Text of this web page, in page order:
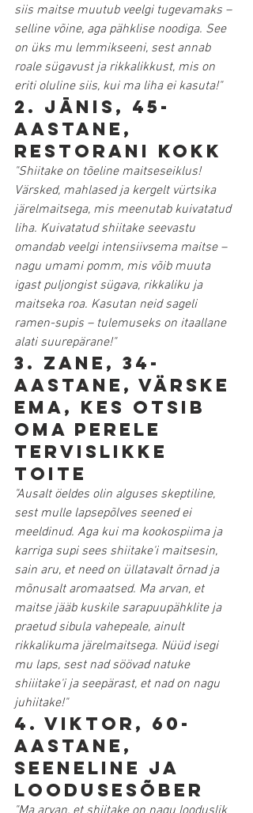
siis maitse muutub veelgi tugevamaks –
selline võine, aga pähklise noodiga. See
on üks mu lemmikseeni, sest annab
roale sügavust ja rikkalikkust, mis on
eriti oluline siis, kui ma liha ei kasuta!"
2. Jānis, 45-
aastane,
restorani kokk
"Shiitake on tõeline maitseseiklus!
Värsked, mahlased ja kergelt vürtsika
järelmaitsega, mis meenutab kuivatatud
liha. Kuivatatud shiitake seevastu
omandab veelgi intensiivsema maitse –
nagu umami pomm, mis võib muuta
igast puljongist sügava, rikkaliku ja
maitseka roa. Kasutan neid sageli
ramen-supis – tulemuseks on itaallane
alati suurepärane!"
3. Zane, 34-
aastane, värske
ema, kes otsib
oma perele
tervislikke
toite
"Ausalt öeldes olin alguses skeptiline,
sest mulle lapsepõlves seened ei
meeldinud. Aga kui ma kookospiima ja
karriga supi sees shiitake'i maitsesin,
sain aru, et need on üllatavalt õrnad ja
mõnusalt aromaatsed. Ma arvan, et
maitse jääb kuskile sarapuupähklite ja
praetud sibula vahepeale, ainult
rikkalikuma järelmaitsega. Nüüd isegi
mu laps, sest nad söövad natuke
shiiitake'i ja seepärast, et nad on nagu
juhiitake!"
4. Viktor, 60-
aastane,
seeneline ja
loodusesõber